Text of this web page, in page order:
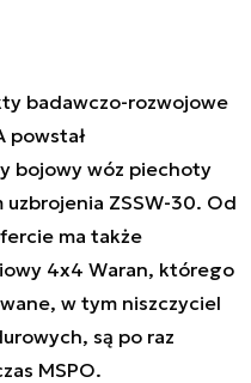
badawczo-rozwojowe
powstał
bojowy wóz piechoty
ZSSW-30. Od
ma także
4x4 Waran, którego
w tym niszczyciel
są po raz
MSPO.